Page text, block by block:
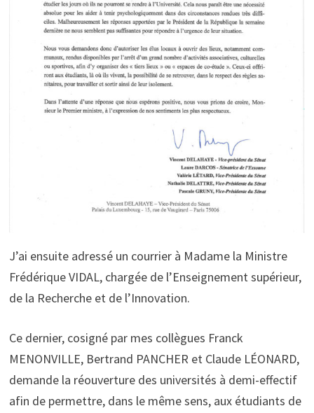
J’ai ensuite adressé un courrier à Madame la Ministre
Frédérique VIDAL, chargée de l’Enseignement supérieur,
de la Recherche et de l’Innovation.
Ce dernier, cosigné par mes collègues Franck
MENONVILLE, Bertrand PANCHER et Claude LÉONARD,
demande la réouverture des universités à demi-effectif
afin de permettre, dans le même sens, aux étudiants de